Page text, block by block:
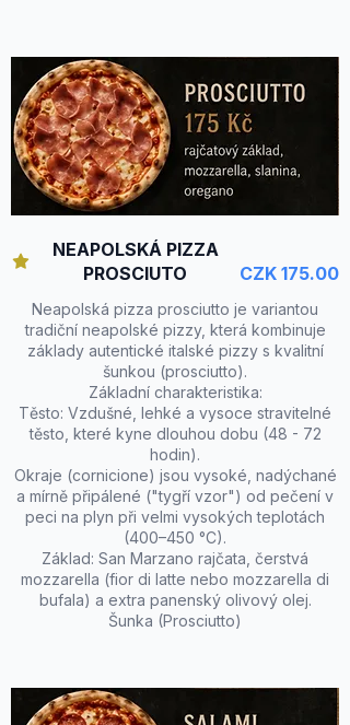
NEAPOLSKÁ PIZZA
PROSCIUTO
Neapolská pizza prosciutto je variantou
tradiční neapolské pizzy, která kombinuje
základy autentické italské pizzy s kvalitní
šunkou (prosciutto).
Základní charakteristika:
Těsto: Vzdušné, lehké a vysoce stravitelné
těsto, které kyne dlouhou dobu (48 - 72
hodin).
Okraje (cornicione) jsou vysoké, nadýchané
a mírně připálené ("tygří vzor") od pečení v
peci na plyn při velmi vysokých teplotách
(400–450 °C).
Základ: San Marzano rajčata, čerstvá
mozzarella (fior di latte nebo mozzarella di
bufala) a extra panenský olivový olej.
Šunka (Prosciutto)
CZK 175.00